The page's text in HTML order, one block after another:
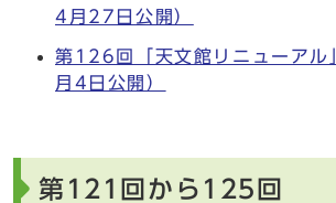
4月27日公開）
第126回「天文館リニューア
月4日公開）
第121回から125回